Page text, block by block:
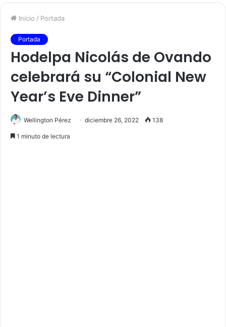
Inicio / Portada
Portada
Hodelpa Nicolás de Ovando
celebrará su “Colonial New
Year’s Eve Dinner”
Wellington Pérez diciembre 26, 2022 138
1 minuto de lectura